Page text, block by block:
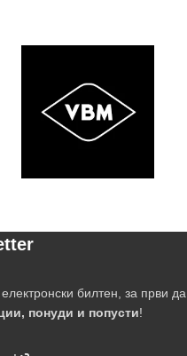
билтен, за први да
понуди и попусти!